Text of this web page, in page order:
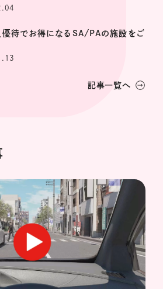
優待でお得になるSA/PAの施設をご
記事一覧へ